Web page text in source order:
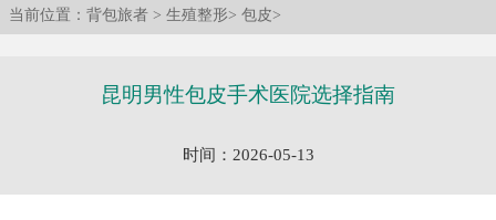
当前位置： 背包旅者 > 生殖整形> 包皮>
昆明男性包皮手术医院选择指南
时间：2026-05-13